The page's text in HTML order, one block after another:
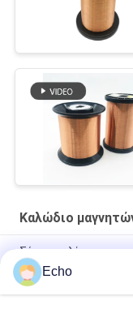
Καλώδιο
Σύρμα τυλίγματος
Σύρμα Χάλκινο Εμαγιέ
0.15mm
0.036mm
Echo